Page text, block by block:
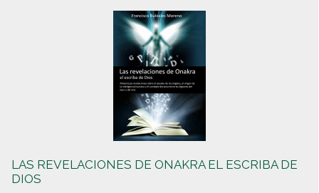
LAS REVELACIONES DE ONAKRA EL ESCRIBA DE
DIOS